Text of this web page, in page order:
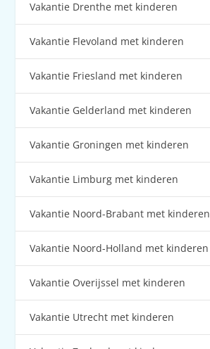
Vakantie Drenthe met kinderen
Vakantie Flevoland met kinderen
Vakantie Friesland met kinderen
Vakantie Gelderland met kinderen
Vakantie Groningen met kinderen
Vakantie Limburg met kinderen
Vakantie Noord-Brabant met kinderen
Vakantie Noord-Holland met kinderen
Vakantie Overijssel met kinderen
Vakantie Utrecht met kinderen